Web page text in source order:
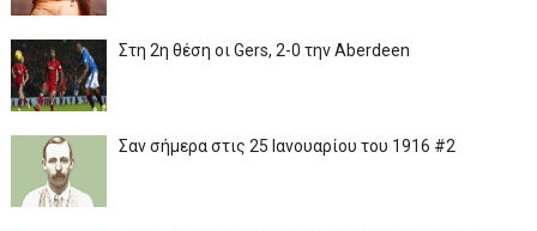
Στη 2η θέση οι Gers, 2-0 την Aberdeen
Σαν σήμερα στις 25 Ιανουαρίου του 1916 #2